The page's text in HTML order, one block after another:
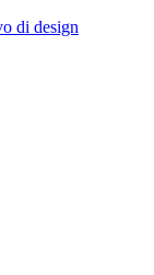
di design